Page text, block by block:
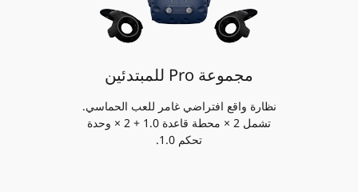
مجموعة Pro للمبتدئين
نظارة واقع افتراضي غامر للعب الحماسي.
تشمل 2 × محطة قاعدة 1.0 + 2 × وحدة
تحكم 1.0.